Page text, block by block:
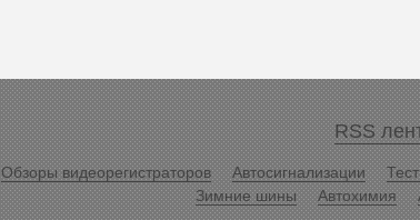
RSS
Обзоры видеорегистраторов Автосигнализации
Зимние шины
Автохимия